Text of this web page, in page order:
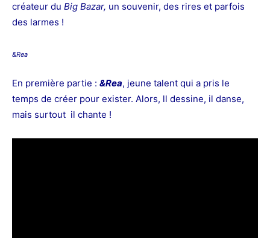
créateur du Big Bazar, un souvenir, des rires et parfois
des larmes !
&Rea
En première partie : &Rea, jeune talent qui a pris le
temps de créer pour exister. Alors, ll dessine, il danse,
mais surtout il chante !